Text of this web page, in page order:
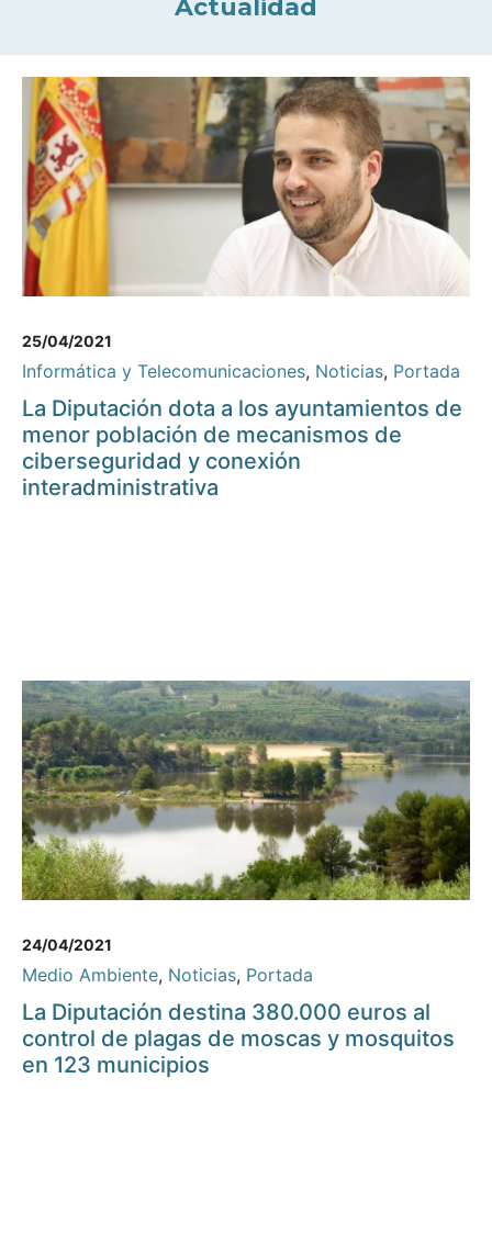
Actualidad
25/04/2021
Informática y Telecomunicaciones, Noticias, Portada
La Diputación dota a los ayuntamientos de
menor población de mecanismos de
ciberseguridad y conexión
interadministrativa
24/04/2021
Medio Ambiente, Noticias, Portada
La Diputación destina 380.000 euros al
control de plagas de moscas y mosquitos
en 123 municipios